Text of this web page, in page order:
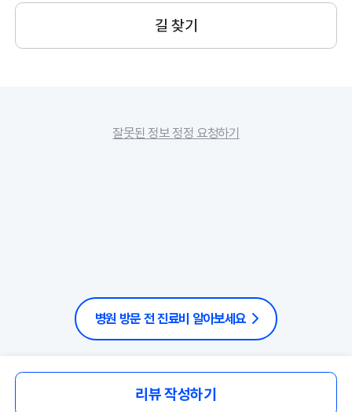
길 찾기
잘못된 정보 정정 요청하기
병원 방문 전 진료비 알아보세요
리뷰 작성하기